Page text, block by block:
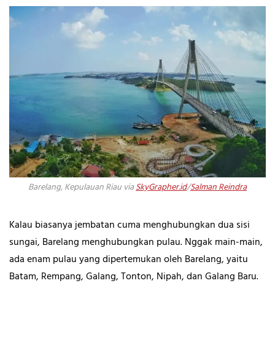
Barelang, Kepulauan Riau viaSkyGrapher.id/Salman Reindra
Kalau biasanya jembatan cuma menghubungkan dua sisi
sungai, Barelang menghubungkan pulau. Nggak main-main,
ada enam pulau yang dipertemukan oleh Barelang, yaitu
Batam, Rempang, Galang, Tonton, Nipah, dan Galang Baru.